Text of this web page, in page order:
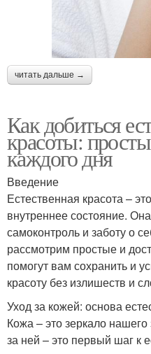
читать дальше →
Как добиться
красоты:
каждого дня
Введение
Естественная красота –
внутреннее состояние.
самоконтроль и заботу о
рассмотрим простые и
помогут вам сохранить и
красоту без излишеств и
Уход за кожей: основа
Кожа – это зеркало
за ней – это первый шаг к